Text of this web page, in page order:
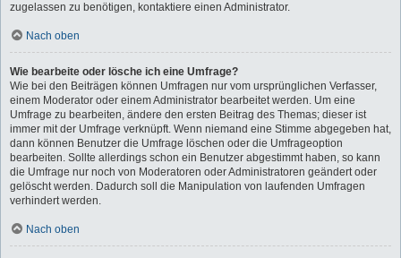
zugelassen zu benötigen, kontaktiere einen Administrator.
Nach oben
Wie bearbeite oder lösche ich eine Umfrage?
Wie bei den Beiträgen können Umfragen nur vom ursprünglichen Verfasser,
einem Moderator oder einem Administrator bearbeitet werden. Um eine
Umfrage zu bearbeiten, ändere den ersten Beitrag des Themas; dieser ist
immer mit der Umfrage verknüpft. Wenn niemand eine Stimme abgegeben hat,
dann können Benutzer die Umfrage löschen oder die Umfrageoption
bearbeiten. Sollte allerdings schon ein Benutzer abgestimmt haben, so kann
die Umfrage nur noch von Moderatoren oder Administratoren geändert oder
gelöscht werden. Dadurch soll die Manipulation von laufenden Umfragen
verhindert werden.
Nach oben